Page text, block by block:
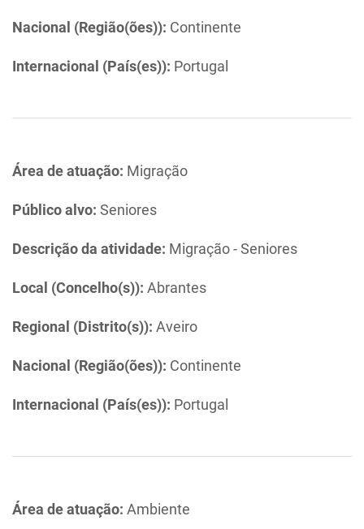
Nacional (Região(ões)): Continente
Internacional (País(es)): Portugal
Área de atuação: Migração
Público alvo: Seniores
Descrição da atividade: Migração - Seniores
Local (Concelho(s)): Abrantes
Regional (Distrito(s)): Aveiro
Nacional (Região(ões)): Continente
Internacional (País(es)): Portugal
Área de atuação: Ambiente